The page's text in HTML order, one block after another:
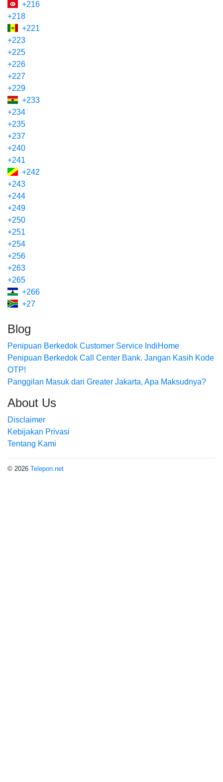
+216
+218
+221
+223
+225
+226
+227
+229
+233
+234
+235
+237
+240
+241
+242
+243
+244
+249
+250
+251
+254
+256
+263
+265
+266
+27
Blog
Penipuan Berkedok Customer Service IndiHome
Penipuan Berkedok Call Center Bank. Jangan Kasih Kode
OTP!
Panggilan Masuk dari Greater Jakarta, Apa Maksudnya?
About Us
Disclaimer
Kebijakan Privasi
Tentang Kami
© 2026 Telepon.net